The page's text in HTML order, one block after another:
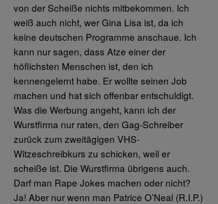
von der Scheiße nichts mitbekommen. Ich
weiß auch nicht, wer Gina Lisa ist, da ich
keine deutschen Programme anschaue. Ich
kann nur sagen, dass Atze einer der
höflichsten Menschen ist, den ich
kennengelernt habe. Er wollte seinen Job
machen und hat sich offenbar entschuldigt.
Was die Werbung angeht, kann ich der
Wurstfirma nur raten, den Gag-Schreiber
zurück zum zweitägigen VHS-
Witzeschreibkurs zu schicken, weil er
scheiße ist. Die Wurstfirma übrigens auch.
Darf man Rape Jokes machen oder nicht?
Ja! Aber nur wenn man Patrice O’Neal (R.I.P.)